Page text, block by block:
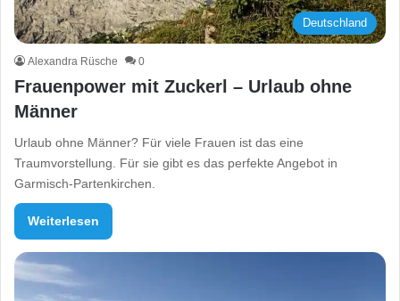
Deutschland
Alexandra Rüsche 0
Frauenpower mit Zuckerl – Urlaub ohne
Männer
Urlaub ohne Männer? Für viele Frauen ist das eine
Traumvorstellung. Für sie gibt es das perfekte Angebot in
Garmisch-Partenkirchen.
Weiterlesen